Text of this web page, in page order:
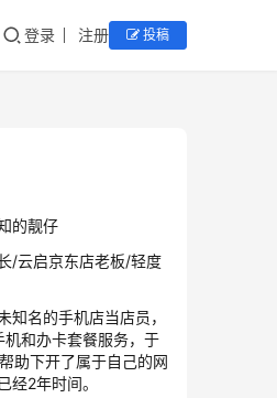
登录 注册 投稿
的靓仔
/云启京东店老板/轻度
知名的手机店当店员，
和办卡套餐服务，于
助下开了属于自己的网
经2年时间。